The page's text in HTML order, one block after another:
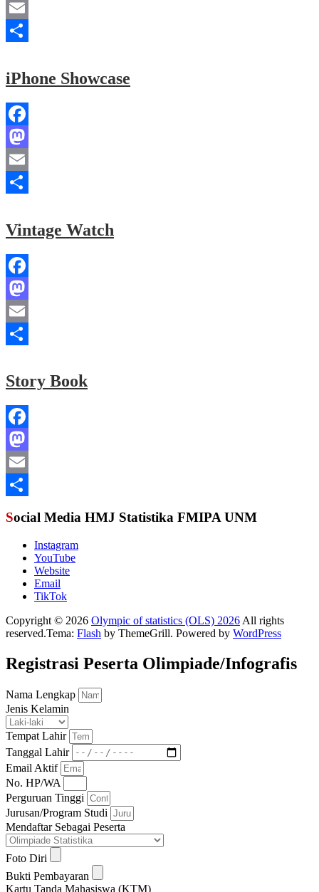
Mastodon
Email
iPhone Showcase
Facebook
Mastodon
Email
Vintage Watch
Facebook
Mastodon
Email
Story Book
Facebook
Mastodon
Email
Social Media HMJ Statistika FMIPA UNM
Instagram
YouTube
Website
Email
TikTok
Copyright © 2026 Olympic of statistics (OLS) 2026 All rights
reserved.Tema: Flash by ThemeGrill. Powered by WordPress
Registrasi Peserta Olimpiade/Infografis
Nama Lengkap
Jenis Kelamin
Tempat Lahir
Tanggal Lahir
Email Aktif
No. HP/WA
Perguruan Tinggi
Jurusan/Program Studi
Mendaftar Sebagai Peserta
Foto Diri
Bukti Pembayaran
Kartu Tanda Mahasiswa (KTM)